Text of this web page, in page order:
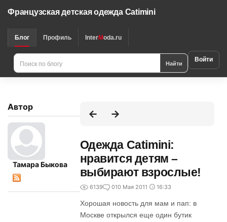
Французская детская одежда Catimini
Блог Профиль InterModa.ru
Найти Войти
Автор
Тамара Быкова
Одежда Catimini:
нравится детям –
выбирают взрослые!
6139 010 Мая 2011 16:33
Хорошая новость для мам и пап: в
Москве открылся еще один бутик